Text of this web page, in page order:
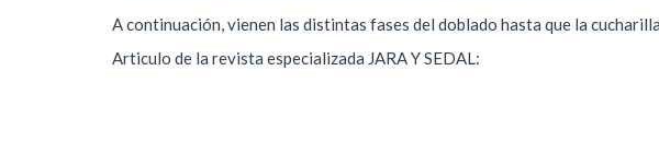
A continuación, vienen las distintas fases del doblado hasta que la
Articulo de la revista especializada JARA Y SEDAL: